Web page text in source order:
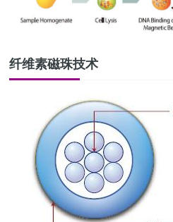
纤维素磁珠技术